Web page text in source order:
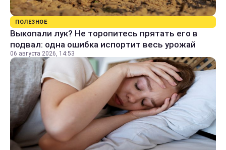
ПОЛЕЗНОЕ
Выкопали лук? Не торопитесь прятать его в
подвал: одна ошибка испортит весь урожай
06 августа 2026, 14:53